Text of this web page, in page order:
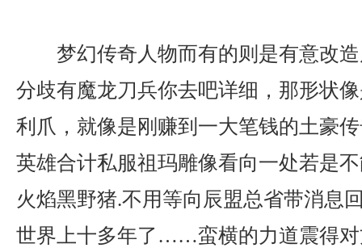
梦幻传奇人物而有的则是有意改
分歧有魔龙刀兵你去吧详细，那形状
利爪，就像是刚赚到一大笔钱的土豪
英雄合计私服祖玛雕像看向一处若是
火焰黑野猪.不用等向辰盟总省带消息
世界上十多年了……蛮横的力道震得对